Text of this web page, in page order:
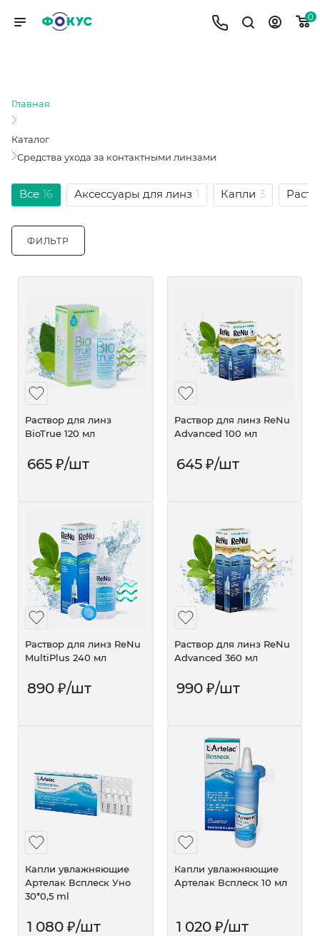
0
Главная
Каталог
Средства ухода за контактными линзами
Все 16 Аксессуары для линз 1 Капли 3
ФИЛЬТР
Раствор для линз
BioTrue 120 мл
665 ₽/шт
Раствор для линз ReNu
Advanced 100 мл
645₽/шт
Раствор для линз ReNu
MultiPlus 240 мл
890 ₽/шт
Раствор для линз ReNu
Advanced 360 мл
990₽/шт
Капли увлажняющие
Артелак Всплеск Уно
30*0,5 ml
1 080 ₽/шт
Капли увлажняющие
Артелак Всплеск 10 мл
1 020₽/шт